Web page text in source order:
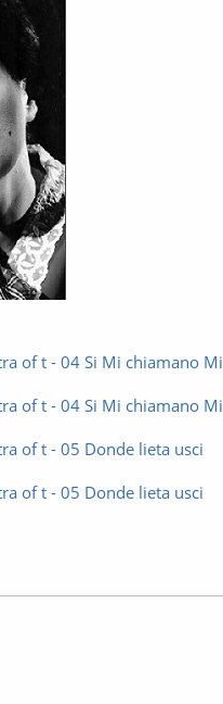
of t - 04 Si Mi chiamano
of t - 04 Si Mi chiamano
of t - 05 Donde lieta usci
of t - 05 Donde lieta usci